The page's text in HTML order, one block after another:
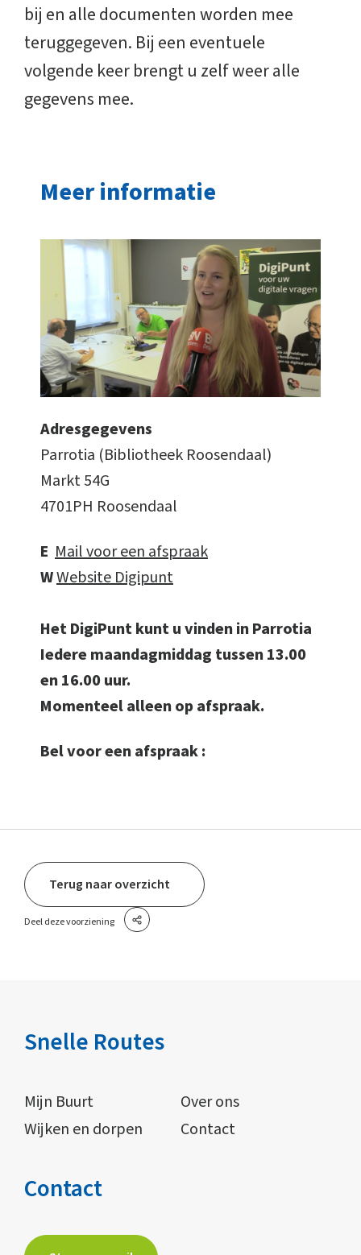
bij en alle documenten worden mee
teruggegeven. Bij een eventuele
volgende keer brengt u zelf weer alle
gegevens mee.
Meer informatie
Adresgegevens
Parrotia (Bibliotheek Roosendaal)
Markt 54G
4701PH Roosendaal
E Mail voor een afspraak
WWebsite Digipunt
Het DigiPunt kunt u vinden in Parrotia
Iedere maandagmiddag tussen 13.00
en 16.00 uur.
Momenteel alleen op afspraak.
Bel voor een afspraak :
Terug naar overzicht
Deel deze voorziening
Snelle Routes
Mijn Buurt
Over ons
Wijken en dorpen
Contact
Contact